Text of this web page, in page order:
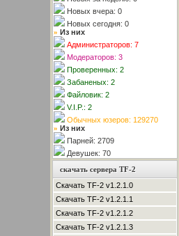
Новых вчера: 0
Новых сегодня: 0
» Из них
Администраторов: 7
Модераторов: 3
Проверенных: 2
Забаненых: 2
Файловик: 2
V.I.P.: 2
Обычных юзеров: 129270
» Из них
Парней: 2709
Девушек: 70
скачать сервера TF-2
Скачать TF-2 v1.2.1.0
Скачать TF-2 v1.2.1.1
Скачать TF-2 v1.2.1.2
Скачать TF-2 v1.2.1.3